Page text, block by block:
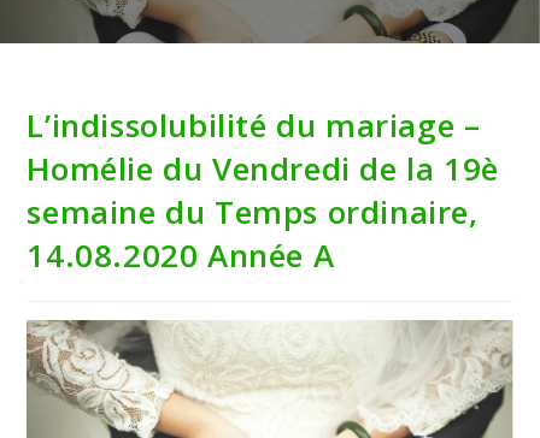
L’indissolubilité du mariage –
Homélie du Vendredi de la 19è
semaine du Temps ordinaire,
14.08.2020 Année A